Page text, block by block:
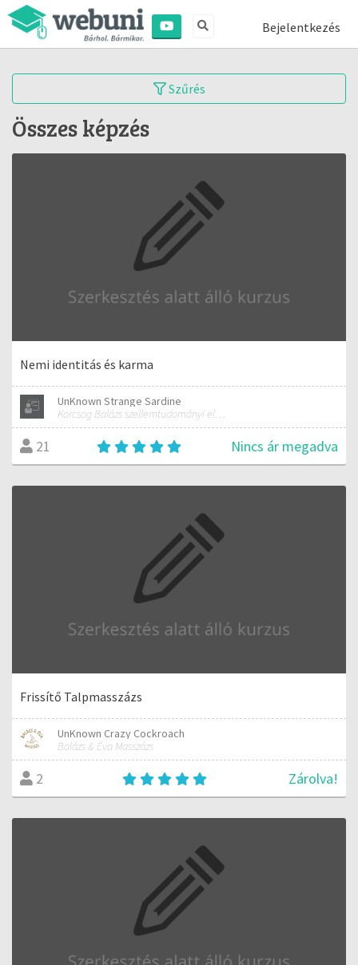
Bejelentkezés
Szűrés
Összes képzés
Nemi identitás és karma
UnKnown Strange Sardine
Korcsog Balázs szellemtudományi előadásai (Rudolf Steiner antropozófiája alapján)
21 Nincs ár megadva
Frissítő Talpmasszázs
UnKnown Crazy Cockroach
Balázs & Éva Masszázs
2 Zárolva!